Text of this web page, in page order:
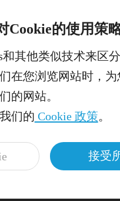
Cookie的使用策
和其他类似技术来区
在您浏览网站时，
的网站。
们的 Cookie 政策。
接受